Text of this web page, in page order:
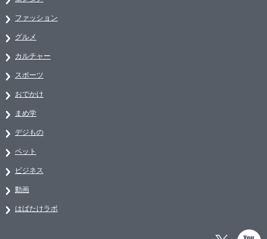
ファッション
グルメ
カルチャー
スポーツ
おでかけ
まめ学
デジもの
ペット
ビジネス
動画
はばたけラボ